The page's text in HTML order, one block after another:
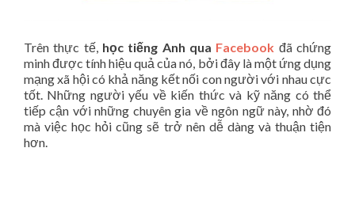
Trên thực tế, học tiếng Anh qua Facebook đã chứng
minh được tính hiệu quả của nó, bởi đây là một ứng dụng
mạng xã hội có khả năng kết nối con người với nhau cực
tốt. Những người yếu về kiến thức và kỹ năng có thể
tiếp cận với những chuyên gia về ngôn ngữ này, nhờ đó
mà việc học hỏi cũng sẽ trở nên dễ dàng và thuận tiện
hơn.